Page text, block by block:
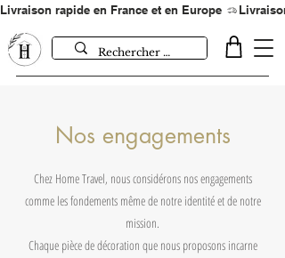
Livraison rapide en France et en Europe
Nos engagements
Chez Home Travel, nous considérons nos engagements
comme les fondements même de notre identité et de notre
mission.
Chaque pièce de décoration que nous proposons incarne